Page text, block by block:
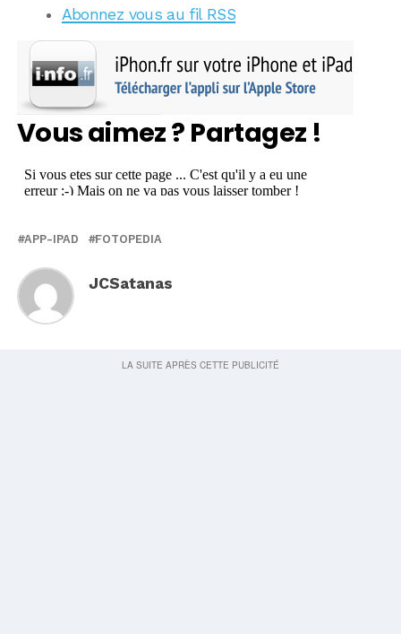
Abonnez vous au fil RSS
Vous aimez ? Partagez !
APP-IPAD FOTOPEDIA
JCSatanas